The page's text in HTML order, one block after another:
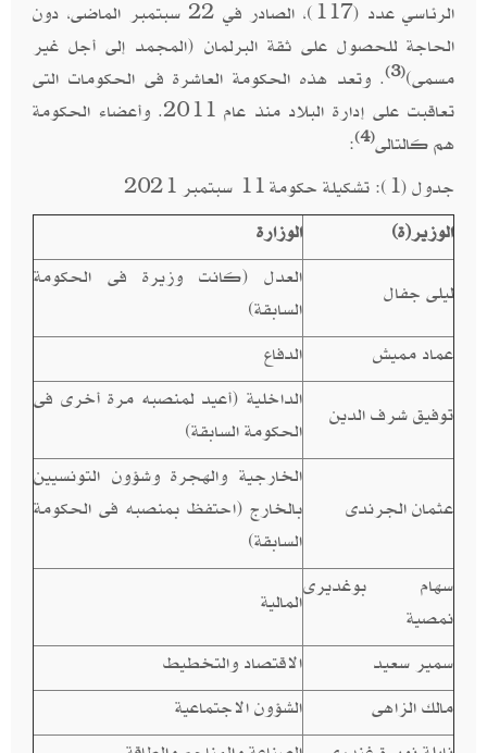
الرئاسي عدد (117)، الصادر في 22 سبتمبر الماضى، دون
الحاجة للحصول على ثقة البرلمان (المجمد إلى أجل غير
مسمى)(3)
. وتعد هذه الحكومة العاشرة فى الحكومات التى
تعاقبت على إدارة البلاد منذ عام 2011. وأعضاء الحكومة
هم كالتالى(4)
:
جدول (1): تشكيلة حكومة 11 سبتمبر 2021
الوزير(ة)
الوزارة
ليلى جفال
العدل (كانت وزيرة فى الحكومة
السابقة)
عماد مميش
الدفاع
توفيق شرف الدين
الداخلية (أعيد لمنصبه مرة أخرى فى
الحكومة السابقة)
عثمان الجرندى
الخارجية والهجرة وشؤون التونسيين
بالخارج (احتفظ بمنصبه فى الحكومة
السابقة)
سهام بوغديرى
نمصية
المالية
سمير سعيد
الاقتصاد والتخطيط
مالك الزاهى
الشؤون الاجتماعية